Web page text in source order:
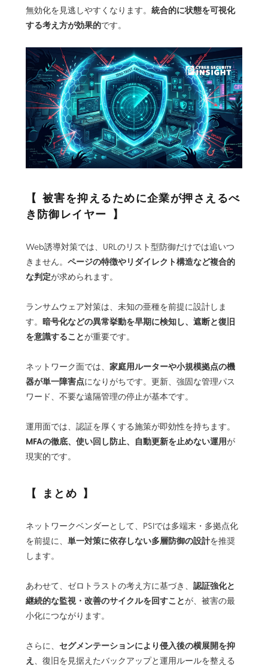
無効化を見逃しやすくなります。 統合的に状態を可視化
する考え方が効果的です。
被害を抑えるために企業が押さえるべ
き防御レイヤー
Web誘導対策では、URLのリスト型防御だけでは追いつ
きません。 ページの特徴やリダイレクト構造など複合的
な判定が求められます。
ランサムウェア対策は、未知の亜種を前提に設計しま
す。 暗号化などの異常挙動を早期に検知し、遮断と復旧
を意識することが重要です。
ネットワーク面では、 家庭用ルーターや小規模拠点の機
器が単一障害点になりがちです。更新、強固な管理パス
ワード、不要な遠隔管理の停止が基本です。
運用面では、認証を厚くする施策が即効性を持ちます。
MFAの徹底、使い回し防止、自動更新を止めない運用が
現実的です。
まとめ
ネットワークベンダーとして、PSIでは多端末・多拠点化
を前提に、 単一対策に依存しない多層防御の設計を推奨
します。
あわせて、ゼロトラストの考え方に基づき、 認証強化と
継続的な監視・改善のサイクルを回すことが、被害の最
小化につながります。
さらに、 セグメンテーションにより侵入後の横展開を抑
え 、復旧を見据えたバックアップと運用ルールを整える